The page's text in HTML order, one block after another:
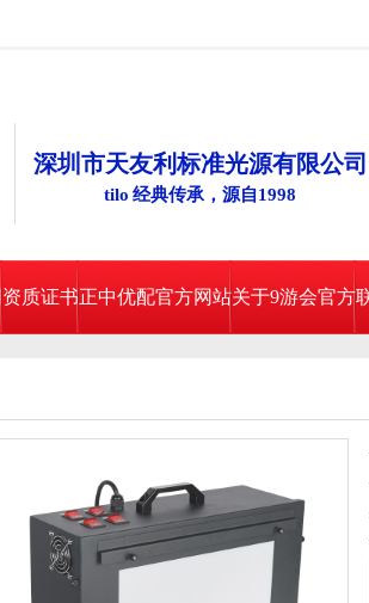
深圳市天友利标准光源有限公司
tilo 经典传承，源自1998
资质证书正中优配官方网站关于9游会官方